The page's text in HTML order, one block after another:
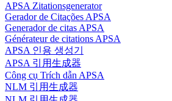
APSA Zitationsgenerator
Gerador de Citações APSA
Generador de citas APSA
Générateur de citations APSA
APSA 인용 생성기
APSA 引用生成器
Công cụ Trích dẫn APSA
NLM 引用生成器